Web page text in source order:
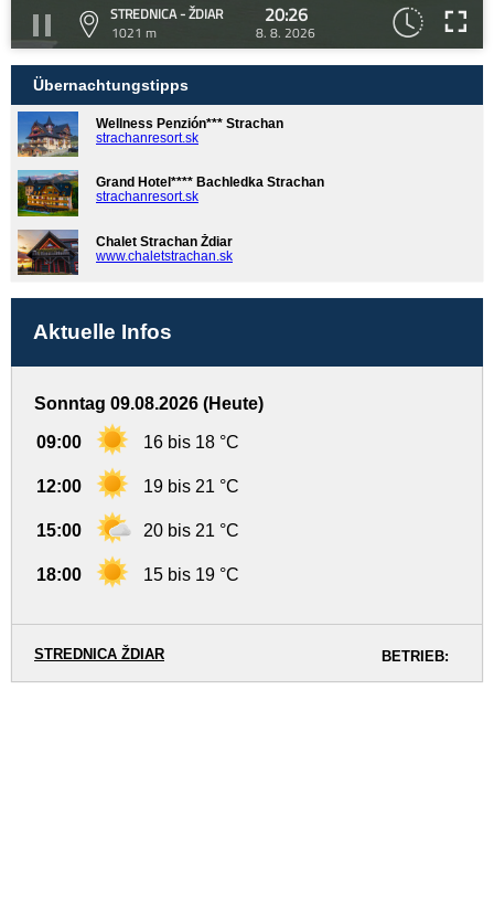
STREDNICA - ŽDIAR
1021 m
20:26
8. 8. 2026
Übernachtungstipps
Wellness Penzión*** Strachan
strachanresort.sk
Grand Hotel**** Bachledka Strachan
strachanresort.sk
Chalet Strachan Ždiar
www.chaletstrachan.sk
Aktuelle Infos
Sonntag 09.08.2026 (Heute)
09:00 16 bis 18 °C
12:00 19 bis 21 °C
15:00 20 bis 21 °C
18:00 15 bis 19 °C
BETRIEB:
STREDNICA ŽDIAR